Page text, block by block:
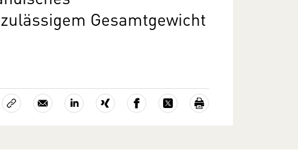
Gesamtgewicht